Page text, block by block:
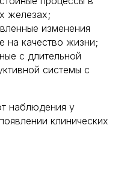
железах;
изменения
на качество жизни;
с длительной
системы с
наблюдения у
клинических